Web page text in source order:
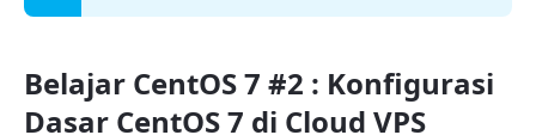
Belajar CentOS 7 #2 : Konfigurasi
Dasar CentOS 7 di Cloud VPS